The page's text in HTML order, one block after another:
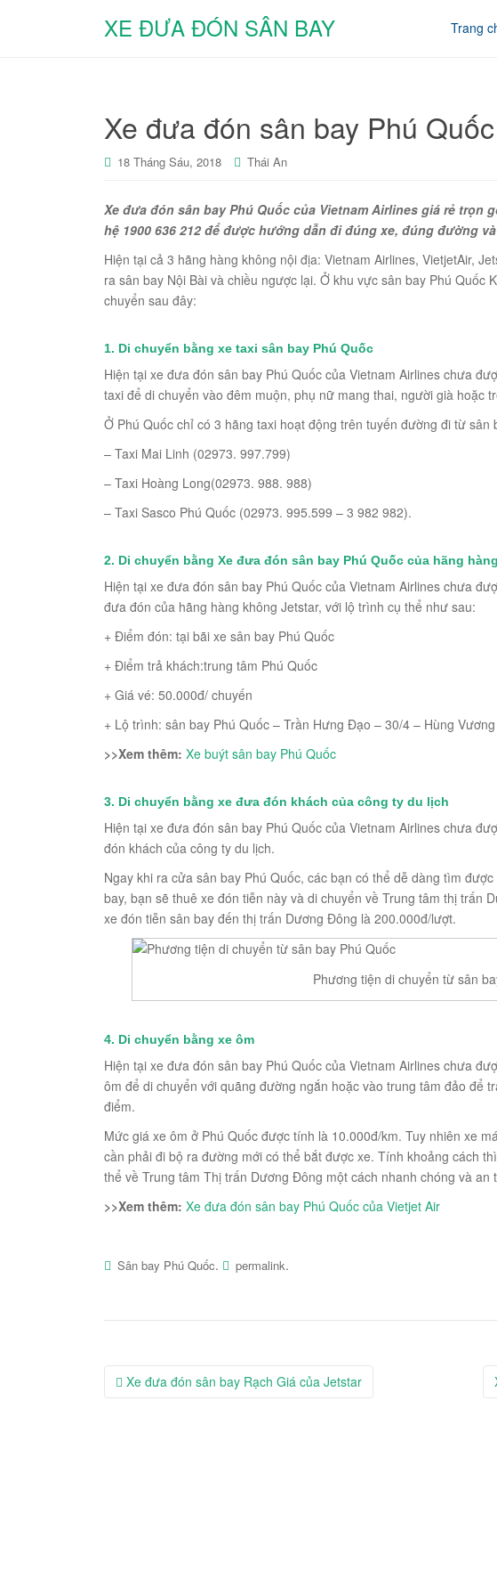
XE ĐƯA ĐÓN SÂN BAY Trang
Xe đưa đón sân bay Phú
18 Tháng Sáu, 2018 Thái An
Xe đưa đón sân bay Phú Quốc của Vietnam Airlines giá rẻ
hệ 1900 636 212 để được hướng dẫn đi đúng xe, đúng đường
Hiện tại cả 3 hãng hàng không nội địa: Vietnam Airlines, VietjetAir,
ra sân bay Nội Bài và chiều ngược lại. Ở khu vực sân bay Phú Quốc
chuyển sau đây:
1. Di chuyển bằng xe taxi sân bay Phú Quốc
Hiện tại xe đưa đón sân bay Phú Quốc của Vietnam Airlines chưa
taxi để di chuyển vào đêm muộn, phụ nữ mang thai, người già hoặc
Ở Phú Quốc chỉ có 3 hãng taxi hoạt động trên tuyến đường đi từ
– Taxi Mai Linh (02973. 997.799)
– Taxi Hoàng Long(02973. 988. 988)
– Taxi Sasco Phú Quốc (02973. 995.599 – 3 982 982).
2. Di chuyển bằng Xe đưa đón sân bay Phú Quốc của hãng
Hiện tại xe đưa đón sân bay Phú Quốc của Vietnam Airlines chưa
đưa đón của hãng hàng không Jetstar, với lộ trình cụ thể như sau:
+ Điểm đón: tại bãi xe sân bay Phú Quốc
+ Điểm trả khách:trung tâm Phú Quốc
+ Giá vé: 50.000đ/ chuyến
+ Lộ trình: sân bay Phú Quốc – Trần Hưng Đạo – 30/4 – Hùng
>>Xem thêm: Xe buýt sân bay Phú Quốc
3. Di chuyển bằng xe đưa đón khách của công ty du lịch
Hiện tại xe đưa đón sân bay Phú Quốc của Vietnam Airlines chưa
đón khách của công ty du lịch.
Ngay khi ra cửa sân bay Phú Quốc, các bạn có thể dễ dàng tìm
bay, bạn sẽ thuê xe đón tiễn này và di chuyển về Trung tâm thị trấn
xe đón tiễn sân bay đến thị trấn Dương Đông là 200.000đ/lượt.
Phương tiện di chuyển từ sân
4. Di chuyển bằng xe ôm
Hiện tại xe đưa đón sân bay Phú Quốc của Vietnam Airlines chưa
ôm để di chuyển với quãng đường ngắn hoặc vào trung tâm đảo để
điểm.
Mức giá xe ôm ở Phú Quốc được tính là 10.000đ/km. Tuy nhiên xe
cần phải đi bộ ra đường mới có thể bắt được xe. Tính khoảng cách
thể về Trung tâm Thị trấn Dương Đông một cách nhanh chóng và an
>>Xem thêm: Xe đưa đón sân bay Phú Quốc của Vietjet Air
Sân bay Phú Quốc. permalink.
Post
Xe đưa đón sân bay Rạch Giá của Jetstar